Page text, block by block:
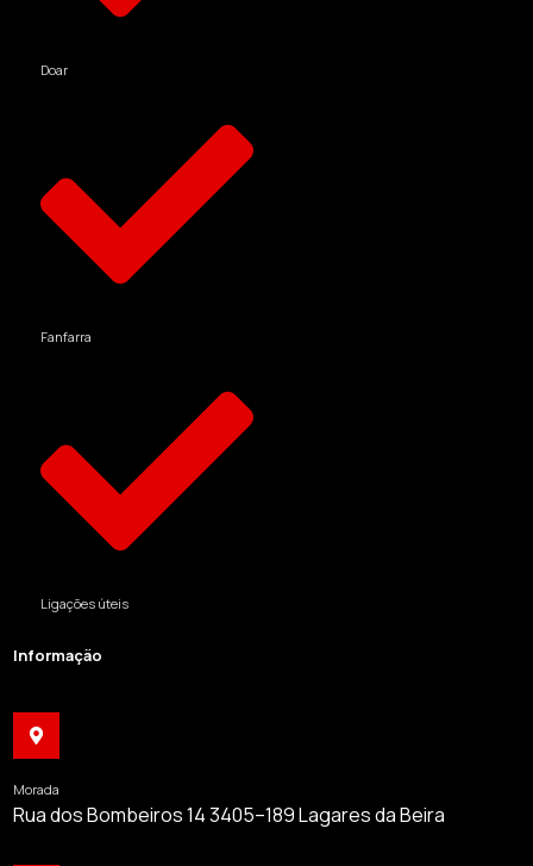
Doar
Fanfarra
Ligações úteis
Informação
Morada
Rua dos Bombeiros 14 3405–189 Lagares da Beira